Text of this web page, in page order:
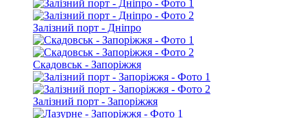
Залізний порт - Дніпро
Скадовськ - Запоріжжя
Залізний порт - Запоріжжя